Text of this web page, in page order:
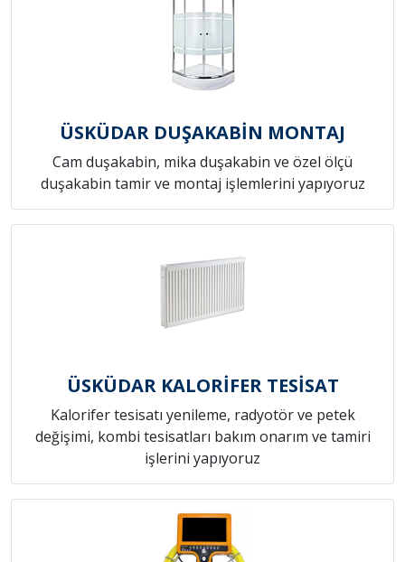
ÜSKÜDAR DUŞAKABİN MONTAJ
Cam duşakabin, mika duşakabin ve özel ölçü
duşakabin tamir ve montaj işlemlerini yapıyoruz
ÜSKÜDAR KALORİFER TESİSAT
Kalorifer tesisatı yenileme, radyotör ve petek
değişimi, kombi tesisatları bakım onarım ve tamiri
işlerini yapıyoruz